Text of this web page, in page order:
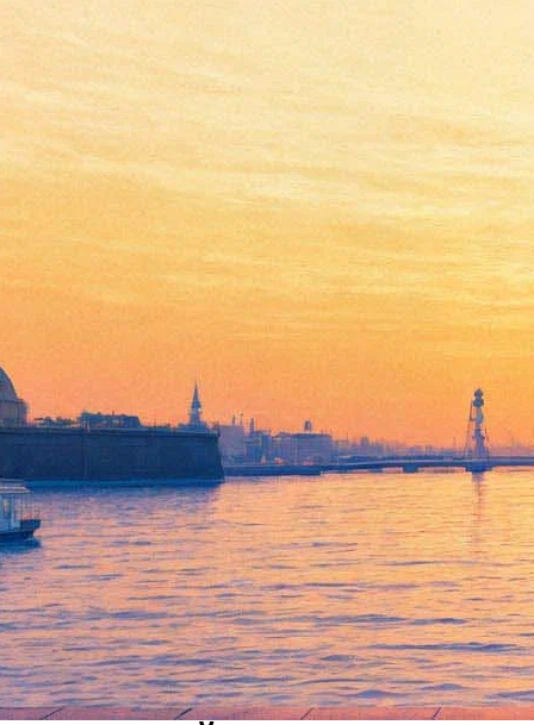
Все о «Ночи музеев»-2019:
Рассекреченные документы,
маршрут без очередей,
прогулка для ранних пташек,